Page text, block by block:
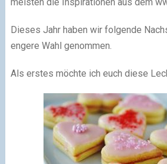
Dieses Jahr haben wir folgende
engere Wahl genommen.
Als erstes möchte ich euch diese